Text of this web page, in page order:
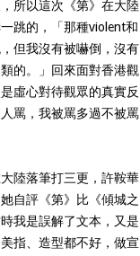
所以這次《第》在大陸
跳的，「那種violent和
但我沒有被嚇倒，沒有
的。」回來面對香港觀
虛心對待觀眾的真實反
罵，我被罵多過不被罵
陸落筆打三更，許鞍華
自評《第》比《傾城之
我是誤解了文本，又是
指、造型都不好，做宣